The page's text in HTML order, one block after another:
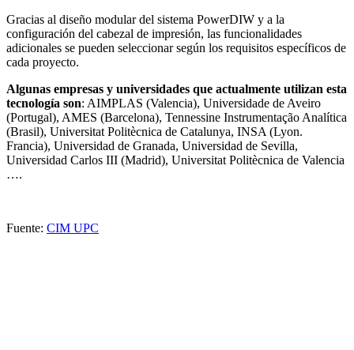
Gracias al diseño modular del sistema PowerDIW y a la
configuración del cabezal de impresión, las funcionalidades
adicionales se pueden seleccionar según los requisitos específicos de
cada proyecto.
Algunas empresas y universidades que actualmente utilizan esta
tecnología son: AIMPLAS (Valencia), Universidade de Aveiro
(Portugal), AMES (Barcelona), Tennessine Instrumentação Analítica
(Brasil), Universitat Politècnica de Catalunya, INSA (Lyon.
Francia), Universidad de Granada, Universidad de Sevilla,
Universidad Carlos III (Madrid), Universitat Politècnica de Valencia
….
Fuente: CIM UPC